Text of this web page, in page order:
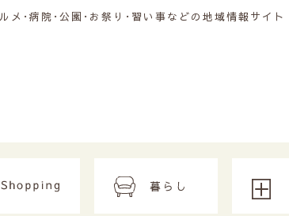
･病院･公園･お祭り･習い事などの地域情報サイト